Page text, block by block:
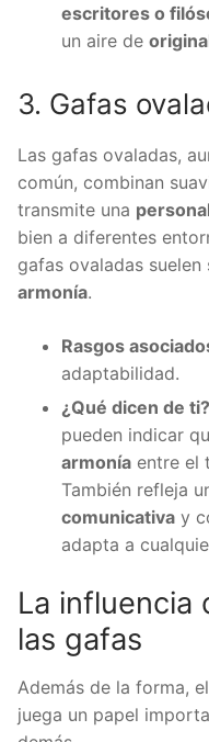
escritores o
un aire de
3. Gafas
Las gafas ovaladas,
común, combinan
transmite una
bien a diferentes
gafas ovaladas suelen
armonía.
Rasgos
adaptabilidad.
¿Qué dicen de ti?
pueden indicar
armonía entre el
También refleja
comunicativa y
adapta a
La influencia
las gafas
Además de la forma,
juega un papel